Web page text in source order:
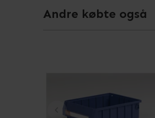
Andre købte også